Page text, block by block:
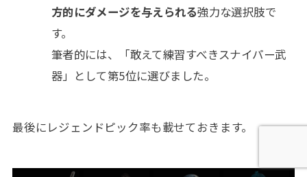
方的にダメージを与えられる強力な選択肢で
す。
筆者的には、「敢えて練習すべきスナイパー武
器」として第5位に選びました。
最後にレジェンドピック率も載せておきます。